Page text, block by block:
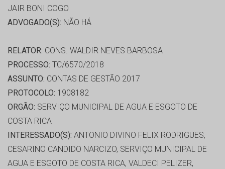
JAIR BONI COGO
ADVOGADO(S): NÃO HÁ
RELATOR: CONS. WALDIR NEVES BARBOSA
PROCESSO: TC/6570/2018
ASSUNTO: CONTAS DE GESTÃO 2017
PROTOCOLO: 1908182
ORGÃO: SERVIÇO MUNICIPAL DE AGUA E ESGOTO DE
COSTA RICA
INTERESSADO(S): ANTONIO DIVINO FELIX RODRIGUES,
CESARINO CANDIDO NARCIZO, SERVIÇO MUNICIPAL DE
AGUA E ESGOTO DE COSTA RICA, VALDECI PELIZER,